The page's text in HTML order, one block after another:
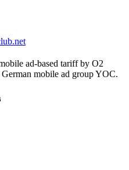
ad-based tariff by O2
mobile ad group YOC.